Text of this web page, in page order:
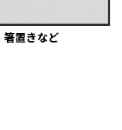
箸置きなど